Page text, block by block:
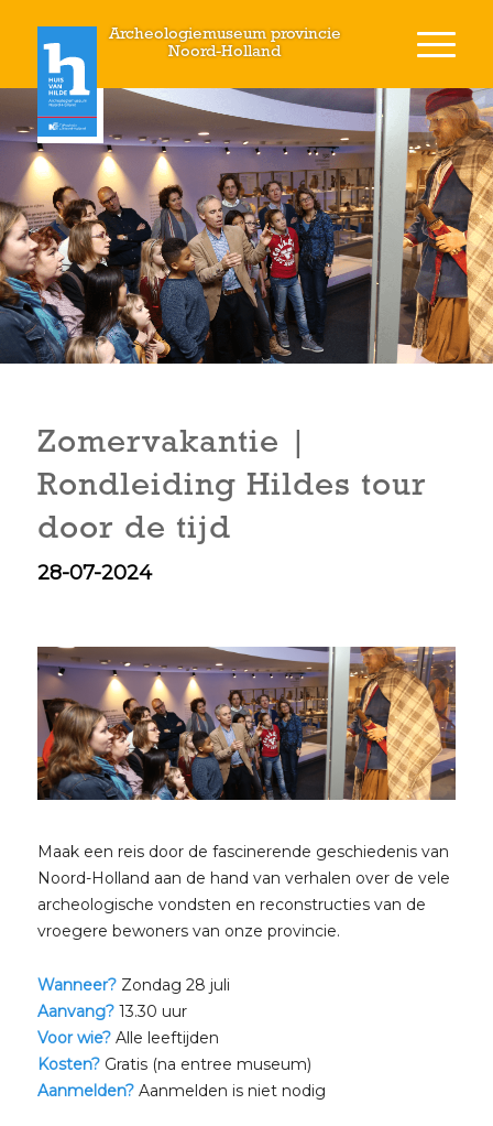
Archeologiemuseum provincie
Noord-Holland
Zomervakantie |
Rondleiding Hildes tour
door de tijd
28-07-2024
Maak een reis door de fascinerende geschiedenis van
Noord-Holland aan de hand van verhalen over de vele
archeologische vondsten en reconstructies van de
vroegere bewoners van onze provincie.
Wanneer?Zondag 28 juli
Aanvang? 13.30 uur
Voor wie? Alle leeftijden
Kosten? Gratis (na entree museum)
Aanmelden? Aanmelden is niet nodig